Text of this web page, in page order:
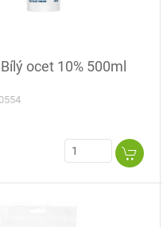
ocet 10% 500ml